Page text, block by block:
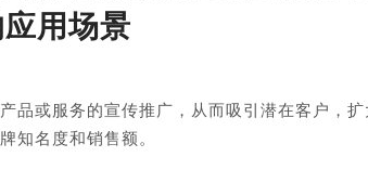
用场景
品或服务的宣传推广，从而吸引潜在客户，
知名度和销售额。